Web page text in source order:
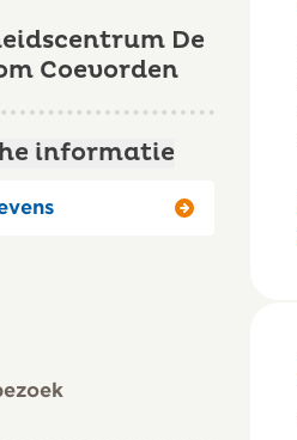
De
Coevorden
informatie